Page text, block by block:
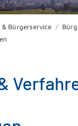
& Bürgerservice